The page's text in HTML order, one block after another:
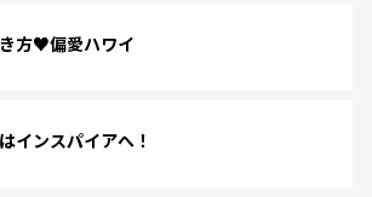
方♥偏愛ハワイ
インスパイアへ！